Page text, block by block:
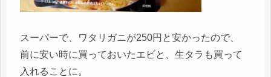
スーパーで、ワタリガニが250円と安かったので、
前に安い時に買っておいたエビと、生タラも買って
入れることに。